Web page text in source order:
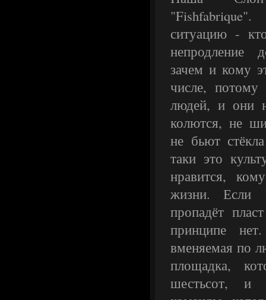
ситуацию -
непродление
зачем и кому
числе,
людей, и они
колются, не
не бьют
таки это
нравится,
жизни. Если
пропадёт
принципе
вменяемая по
площадка,
шестьсот, и